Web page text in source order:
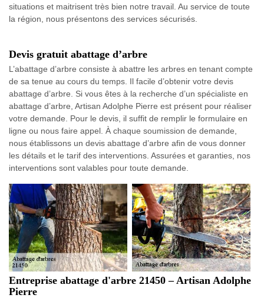
situations et maitrisent très bien notre travail. Au service de toute
la région, nous présentons des services sécurisés.
Devis gratuit abattage d’arbre
L’abattage d’arbre consiste à abattre les arbres en tenant compte
de sa tenue au cours du temps. Il facile d’obtenir votre devis
abattage d’arbre. Si vous êtes à la recherche d’un spécialiste en
abattage d’arbre, Artisan Adolphe Pierre est présent pour réaliser
votre demande. Pour le devis, il suffit de remplir le formulaire en
ligne ou nous faire appel. À chaque soumission de demande,
nous établissons un devis abattage d’arbre afin de vous donner
les détails et le tarif des interventions. Assurées et garanties, nos
interventions sont valables pour toute demande.
Entreprise abattage d'arbre 21450 – Artisan Adolphe
Pierre